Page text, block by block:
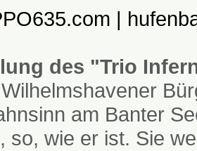
des "Trio
am Banter
so, wie er ist. Sie